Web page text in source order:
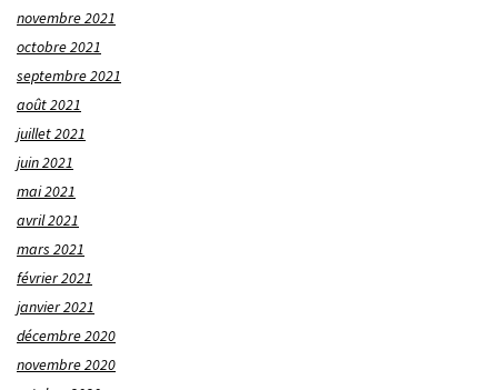
novembre 2021
octobre 2021
septembre 2021
août 2021
juillet 2021
juin 2021
mai 2021
avril 2021
mars 2021
février 2021
janvier 2021
décembre 2020
novembre 2020